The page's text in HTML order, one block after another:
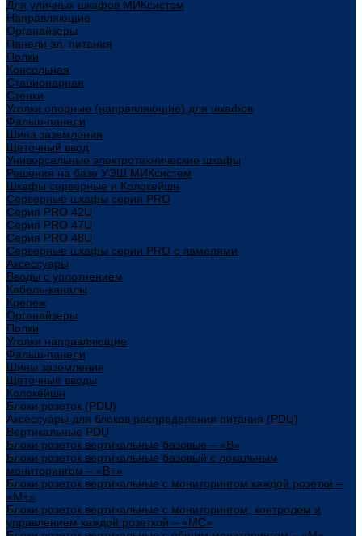
Для уличных шкафов МИКсистем
Направляющие
Органайзеры
Панели эл. питания
Полки
Консольная
Стационарная
Стенки
Уголки опорные (направляющие) для шкафов
Фальш-панели
Шина заземления
Щеточный ввод
Универсальные электротехнические шкафы
Решения на базе УЭШ МИКсистем
Шкафы серверные и Колокейшн
Серверные шкафы серия PRO
Серия PRO 42U
Серия PRO 47U
Серия PRO 48U
Серверные шкафы серии PRO с ламелями
Аксессуары
Вводы с уплотнением
Кабель-каналы
Крепеж
Органайзеры
Полки
Уголки направляющие
Фальш-панели
Шины заземления
Щеточные вводы
Колокейшн
Блоки розеток (PDU)
Аксессуары для блоков распределения питания (PDU)
Вертикальные PDU
Блоки розеток вертикальные базовые – «В»
Блоки розеток вертикальные базовый с локальным
мониторингом – «В+»
Блоки розеток вертикальные с мониторингом каждой розетки –
«М+»
Блоки розеток вертикальные с мониторингом, контролем и
управлением каждой розеткой – «МС»